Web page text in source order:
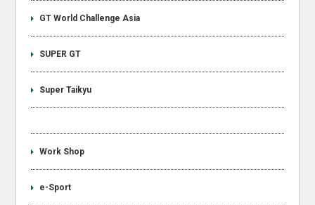
GT World Challenge Asia
SUPER GT
Super Taikyu
Work Shop
e-Sport